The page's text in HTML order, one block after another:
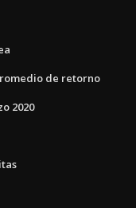
de retorno
2020